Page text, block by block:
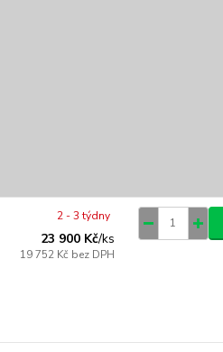
23 900 Kč/ks
19 752 Kč bez DPH
2 - 3 týdny